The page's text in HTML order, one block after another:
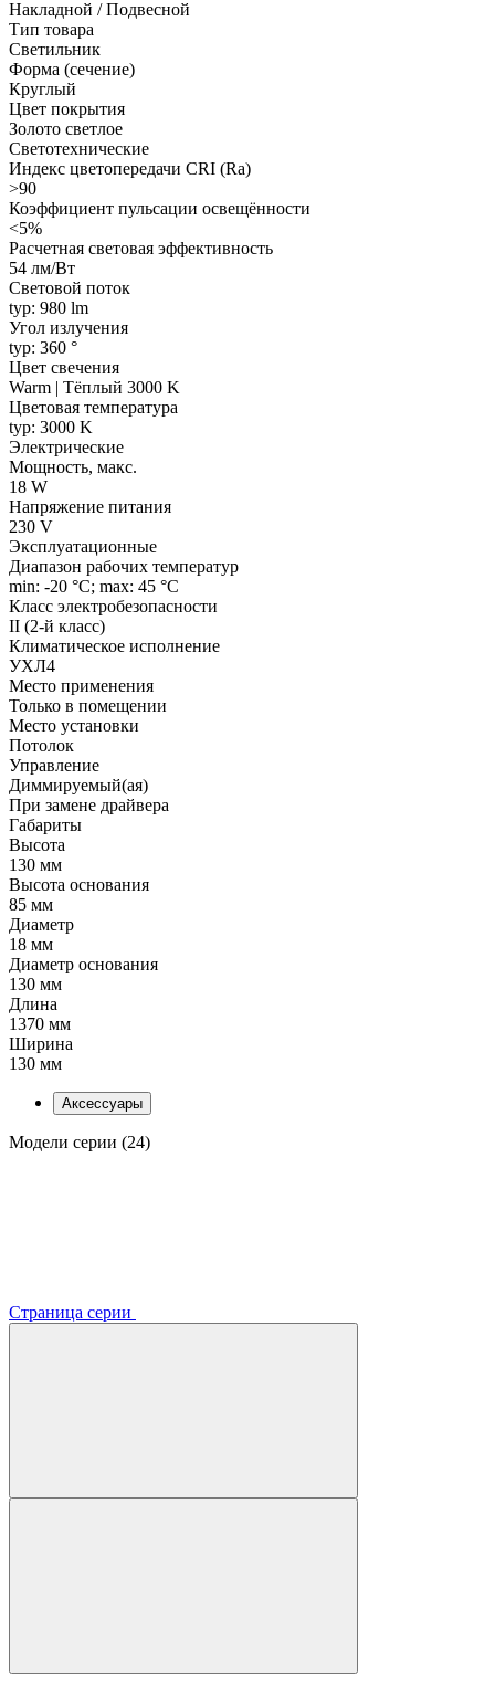
Накладной / Подвесной
Тип товара
Светильник
Форма (сечение)
Круглый
Цвет покрытия
Золото светлое
Светотехнические
Индекс цветопередачи CRI (Ra)
>90
Коэффициент пульсации освещённости
<5%
Расчетная световая эффективность
54 лм/Вт
Световой поток
typ: 980 lm
Угол излучения
typ: 360 °
Цвет свечения
Warm | Тёплый 3000 K
Цветовая температура
typ: 3000 K
Электрические
Мощность, макс.
18 W
Напряжение питания
230 V
Эксплуатационные
Диапазон рабочих температур
min: -20 °C; max: 45 °C
Класс электробезопасности
II (2-й класс)
Климатическое исполнение
УХЛ4
Место применения
Только в помещении
Место установки
Потолок
Управление
Диммируемый(ая)
При замене драйвера
Габариты
Высота
130 мм
Высота основания
85 мм
Диаметр
18 мм
Диаметр основания
130 мм
Длина
1370 мм
Ширина
130 мм
Аксессуары
Модели серии (24)
Страница серии